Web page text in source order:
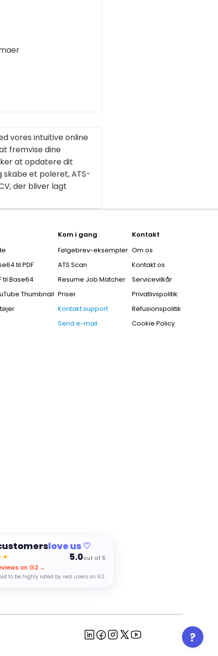
vores intuitive online
fremvise dine
at opdatere dit
et poleret, ATS-
der bliver lagt
til PDF
til Base64
Thumbnail
Kom i gang
Følgebrev-eksempler
ATS Scan
Resume Job Matcher
Priser
Kontakt support
Send e-mail
Kontakt
Om os
Kontakt os
Servicevilkår
Privatlivspolitik
Refusionspolitik
Cookie Policy
love us ♡
5.0out of 5
on G2 →
to be highly rated by real users on G2.